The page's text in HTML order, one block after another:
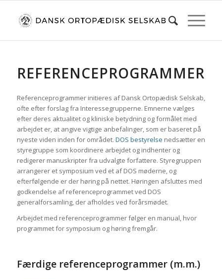
REFERENCEPROGRAMMER
Referenceprogrammer initieres af Dansk Ortopædisk Selskab,
ofte efter forslag fra Interessegrupperne. Emnerne vælges
efter deres aktualitet og kliniske betydning og formålet med
arbejdet er, at angive vigtige anbefalinger, som er baseret på
nyeste viden inden for området. DOS bestyrelse nedsætter en
styregruppe som koordinere arbejdet og indhenter og
redigerer manuskripter fra udvalgte forfattere. Styregruppen
arrangerer et symposium ved et af DOS møderne, og
efterfølgende er der høring på nettet. Høringen afsluttes med
godkendelse af referenceprogrammet ved DOS
generalforsamling, der afholdes ved forårsmødet.
Arbejdet med referenceprogrammer følger en manual, hvor
programmet for symposium og høring fremgår.
Færdige referenceprogrammer (m.m.)